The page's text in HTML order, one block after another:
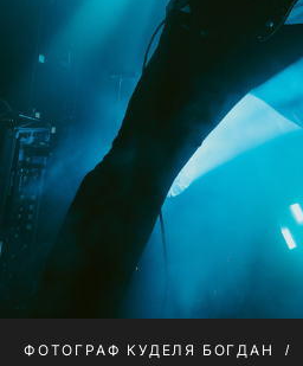
ФОТОГРАФ КУДЕЛЯ БОГДАН